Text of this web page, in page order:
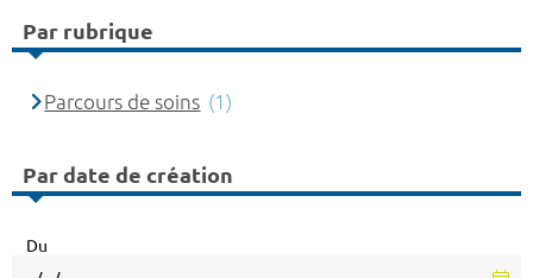
Par rubrique
Parcours de soins (1)
Par date de création
Du